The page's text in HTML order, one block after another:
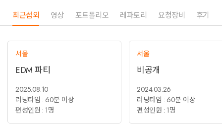
최근섭외 영상 포트폴리오 레파토리 요청장비 후기
서울
EDM 파티
2025.08.10
러닝타임 : 60분 이상
편성인원 : 1명
서울
비공개
2024.03.26
러닝타임 : 60분 이상
편성인원 : 1명